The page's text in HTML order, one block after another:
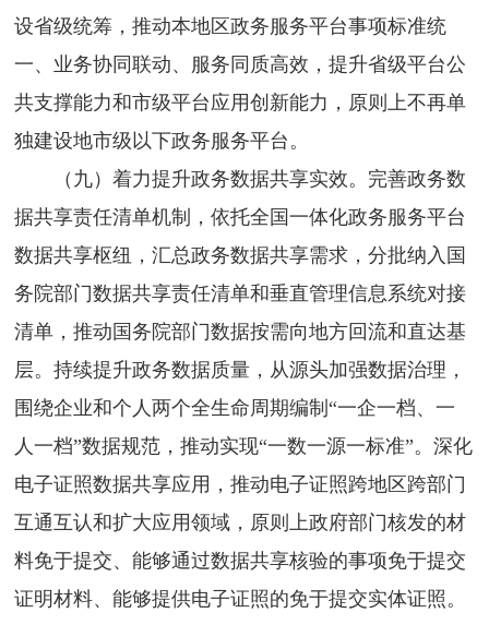
设省级统筹，推动本地区政务服务平台事项标准统
一、业务协同联动、服务同质高效，提升省级平台公
共支撑能力和市级平台应用创新能力，原则上不再单
独建设地市级以下政务服务平台。
（九）着力提升政务数据共享实效。完善政务数
据共享责任清单机制，依托全国一体化政务服务平台
数据共享枢纽，汇总政务数据共享需求，分批纳入国
务院部门数据共享责任清单和垂直管理信息系统对接
清单，推动国务院部门数据按需向地方回流和直达基
层。持续提升政务数据质量，从源头加强数据治理，
围绕企业和个人两个全生命周期编制“一企一档、一
人一档”数据规范，推动实现“一数一源一标准”。深化
电子证照数据共享应用，推动电子证照跨地区跨部门
互通互认和扩大应用领域，原则上政府部门核发的材
料免于提交、能够通过数据共享核验的事项免于提交
证明材料、能够提供电子证照的免于提交实体证照。